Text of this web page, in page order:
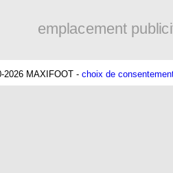
emplacement
2026 MAXIFOOT - choix de